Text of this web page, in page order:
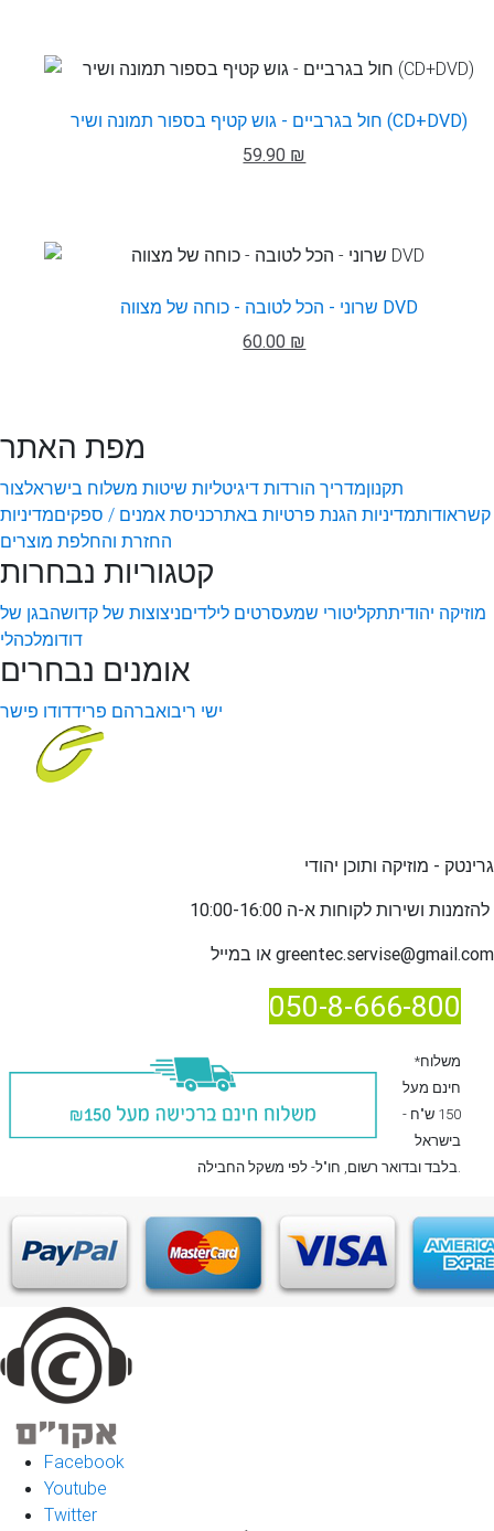
חול בגרביים - גוש קטיף בספור תמונה ושיר (CD+DVD)
59.90 ₪
שרוני - הכל לטובה - כוחה של מצווה DVD
60.00 ₪
מפת האתר
תקנוןמדריך הורדות דיגיטליות שיטות משלוח בישראלצור
קשראודותמדיניות הגנת פרטיות באתרכניסת אמנים / ספקיםמדיניות
החזרת והחלפת מוצרים
קטגוריות נבחרות
מוזיקה יהודיתתקליטורי שמעסרטים לילדיםניצוצות של קדושהבגן של
דודומלכהלי
אומנים נבחרים
ישי ריבואברהם פרידדודו פישר
גרינטק - מוזיקה ותוכן יהודי
להזמנות ו
greentec.servise@gmail.com
050-8-666-800
*משלוח
חינם מעל
150 ש"ח -
בישראל
בלבדובדואר רשום , חו"ל- לפי משקל החבילה.
Facebook
Youtube
Twitter